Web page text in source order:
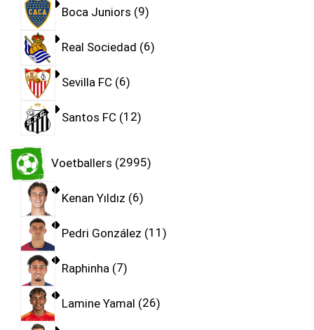
Boca Juniors 9
Real Sociedad 6
Sevilla FC 6
Santos FC 12
Voetballers 2995
Kenan Yıldız 6
Pedri González 11
Raphinha 7
Lamine Yamal 26